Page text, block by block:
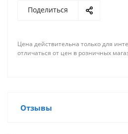
Поделиться
Цена действительна только для
отличаться от цен в розничных
Отзывы